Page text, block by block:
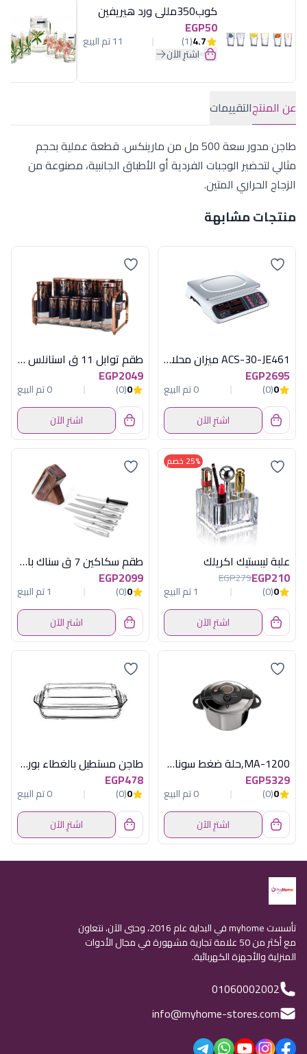
كوب350مللى ورد هيريفين
EGP50
4.7
(1) 11 تم البيع
اشترِ الآن
عن المنتجالتقييمات
طاجن مدور سعة 500 مل من مارينكس. قطعة عملية بحجم
مثالي لتحضير الوجبات الفردية أو الأطباق الجانبية، مصنوعة من
الزجاج الحراري المتين.
منتجات مشابهة
ACS-30-JE461 ميزان محلات30 كيلو ديجيتال
EGP2695
0
(0)
0 تم البيع
اشترِ الآن
طقم توابل 11 ق استانلس بيضاوى اكسفورد
EGP2049
0
(0)
0 تم البيع
اشترِ الآن
25% خصم
علبة ليبستيك اكريلك
EGP210
EGP279
0
(0)
1 تم البيع
اشترِ الآن
طقم سكاكين 7 ق سناك باستاند هابى هوم
EGP2099
0
(0)
1 تم البيع
اشترِ الآن
MA-1200,حلة ضغط سوناي- بسعة 12 لتر
EGP5329
0
(0)
0 تم البيع
اشترِ الآن
طاجن مستطيل بالغطاء بورجام
EGP478
0
(0)
0 تم البيع
اشترِ الآن
تأسست myhome في البداية عام 2016، وحتى الآن، نتعاون
مع أكثر من 50 علامة تجارية مشهورة في مجال الأدوات
المنزلية والأجهزة الكهربائية.
01060002002
info@myhome-stores.com